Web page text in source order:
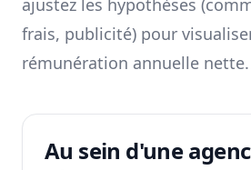
ajustez les hypothèses
frais, publicité) pour
rémunération annuelle nette.
Au sein d'une